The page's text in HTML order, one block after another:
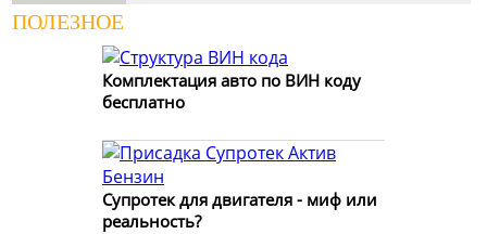
ПОЛЕЗНОЕ
Комплектация авто по ВИН коду
бесплатно
Супротек для двигателя - миф или
реальность?